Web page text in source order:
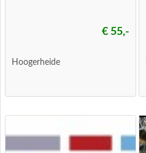
€ 55,-
Hoogerheide